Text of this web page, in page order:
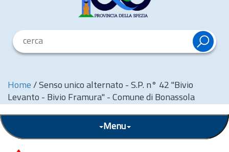
Home / Senso unico alternato - S.P. n° 42 "Bivio
Levanto - Bivio Framura" - Comune di Bonassola
Menu